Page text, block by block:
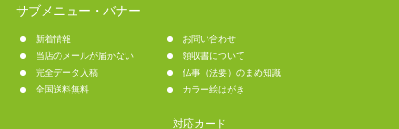
サブメニュー・バナー
新着情報
お問い合わせ
当店のメールが届かない
領収書について
完全データ入稿
仏事（法要）のまめ知識
全国送料無料
カラー絵はがき
対応カード